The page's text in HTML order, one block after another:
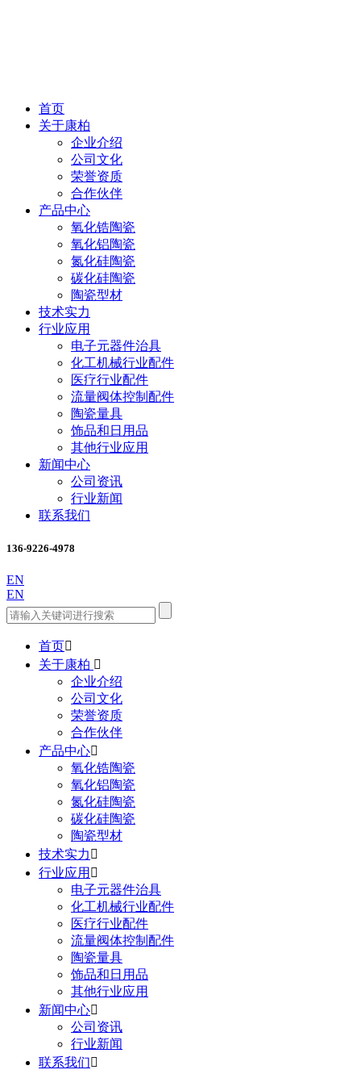
首页
关于康柏
企业介绍
公司文化
荣誉资质
合作伙伴
产品中心
氧化锆陶瓷
氧化铝陶瓷
氮化硅陶瓷
碳化硅陶瓷
陶瓷型材
技术实力
行业应用
电子元器件治具
化工机械行业配件
医疗行业配件
流量阀体控制配件
陶瓷量具
饰品和日用品
其他行业应用
新闻中心
公司资讯
行业新闻
联系我们
136-9226-4978
EN
EN
首页
关于康柏 
企业介绍
公司文化
荣誉资质
合作伙伴
产品中心
氧化锆陶瓷
氧化铝陶瓷
氮化硅陶瓷
碳化硅陶瓷
陶瓷型材
技术实力 
行业应用 
电子元器件治具
化工机械行业配件
医疗行业配件
流量阀体控制配件
陶瓷量具
饰品和日用品
其他行业应用
新闻中心
公司资讯
行业新闻
联系我们